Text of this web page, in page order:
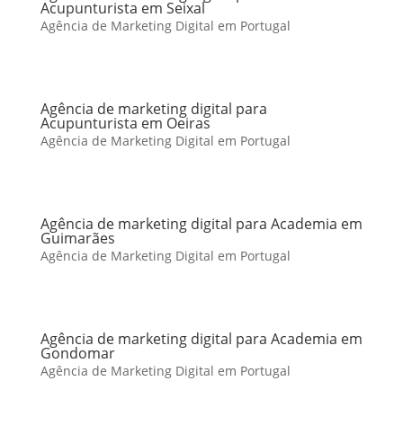
Acupunturista em Seixal
Agência de Marketing Digital em Portugal
Agência de marketing digital para
Acupunturista em Oeiras
Agência de Marketing Digital em Portugal
Agência de marketing digital para Academia em
Guimarães
Agência de Marketing Digital em Portugal
Agência de marketing digital para Academia em
Gondomar
Agência de Marketing Digital em Portugal